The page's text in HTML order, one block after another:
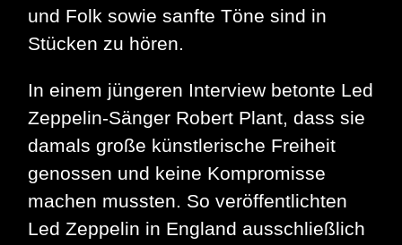
und Folk sowie sanfte Töne sind in
Stücken zu hören.
In einem jüngeren Interview betonte Led
Zeppelin-Sänger Robert Plant, dass sie
damals große künstlerische Freiheit
genossen und keine Kompromisse
machen mussten. So veröffentlichten
Led Zeppelin in England ausschließlich